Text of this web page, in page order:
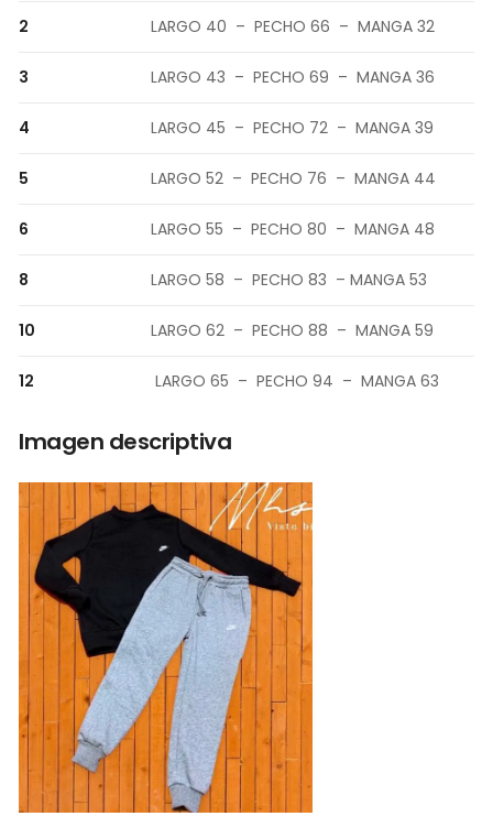
2 LARGO 40 – PECHO 66 – MANGA 32
3 LARGO 43 – PECHO 69 – MANGA 36
4 LARGO 45 – PECHO 72 – MANGA 39
5 LARGO 52 – PECHO 76 – MANGA 44
6 LARGO 55 – PECHO 80 – MANGA 48
8 LARGO 58 – PECHO 83 – MANGA 53
10 LARGO 62 – PECHO 88 – MANGA 59
12 LARGO 65 – PECHO 94 – MANGA 63
Imagen descriptiva